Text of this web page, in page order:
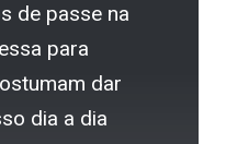
de passe na
para
dar
dia a dia